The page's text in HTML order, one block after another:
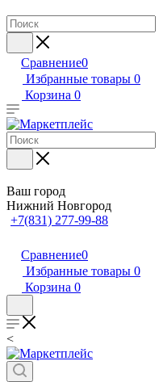
Сравнение0
Избранные товары 0
Корзина 0
Ваш город
Нижний Новгород
+7(831) 277-99-88
Сравнение0
Избранные товары 0
Корзина 0
<